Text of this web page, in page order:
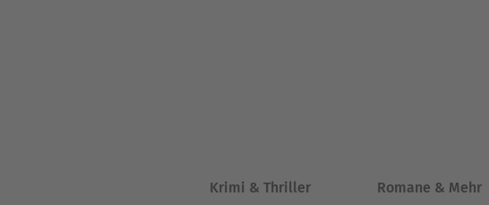
Krimi & Thriller Romane & Mehr